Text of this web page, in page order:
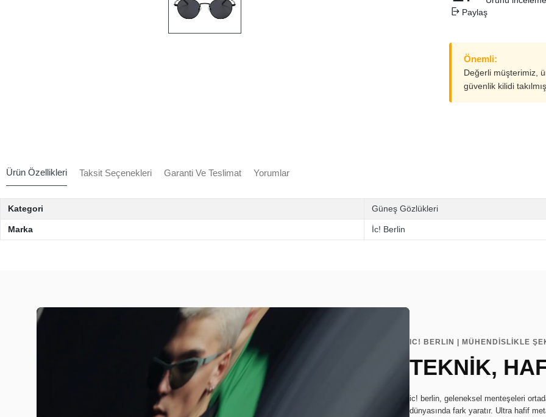
Paylaş
Önemli:
Değerli müşterimiz,
güvenlik kilidi
Ürün Özellikleri Taksit Seçenekleri Garanti Ve Teslimat Yorumlar
Kategori Güneş Gözlükleri
Marka İc! Berlin
IC! BERLIN | MÜHENDİSLİKLE
TEKNİK,
ic! berlin, geleneksel menteşeleri
dünyasında fark yaratır. Ultra hafif